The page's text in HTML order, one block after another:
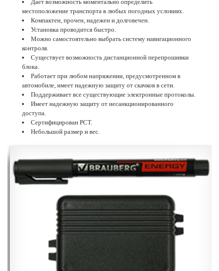
Дает возможность моментально определить
местоположение транспорта в любых погодных условиях.
Компактен, прочен, надежен и долговечен.
Установка проводится быстро.
Можно самостоятельно выбрать систему навигационного
контроля.
Существует возможность дистанционной перепрошивки
блока.
Работает при любом напряжении, предусмотренном в
автомобиле, имеет надежную защиту от скачков в сети.
Поддерживает все существующие электронные протоколы.
Имеет надежную защиту от несанкционированного
доступа.
Сертифицирован РСТ.
Небольшой размер и вес.